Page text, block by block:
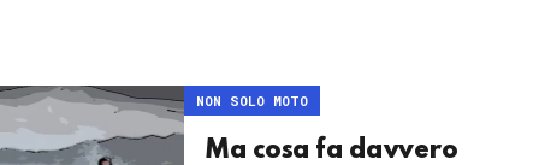
NON SOLO MOTO
Ma cosa fa davvero